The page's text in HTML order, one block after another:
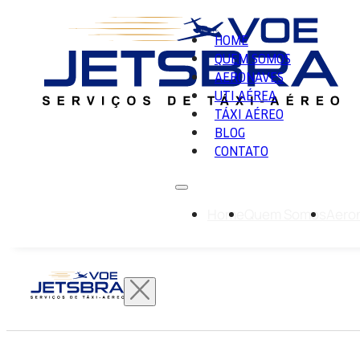
HOME
QUEM SOMOS
AERONAVES
UTI AÉREA
TÁXI AÉREO
BLOG
CONTATO
Home Quem Somos